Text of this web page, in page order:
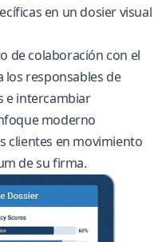
en un dosier visual
de colaboración con el
los responsables de
e intercambiar
moderno
clientes en movimiento
de su firma.